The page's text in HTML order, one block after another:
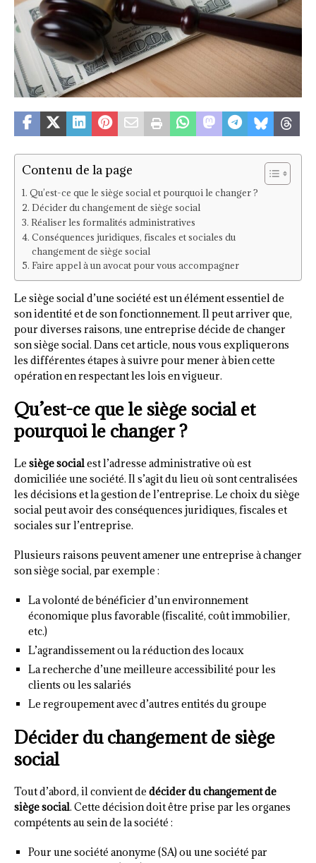
Contenu de la page
Qu’est-ce que le siège social et pourquoi le changer ?
Décider du changement de siège social
Réaliser les formalités administratives
Conséquences juridiques, fiscales et sociales du
changement de siège social
Faire appel à un avocat pour vous accompagner
Le siège social d’une société est un élément essentiel de
son identité et de son fonctionnement. Il peut arriver que,
pour diverses raisons, une entreprise décide de changer
son siège social. Dans cet article, nous vous expliquerons
les différentes étapes à suivre pour mener à bien cette
opération en respectant les lois en vigueur.
Qu’est-ce que le siège social et
pourquoi le changer ?
Le siège socialest l’adresse administrative où est
domiciliée une société. Il s’agit du lieu où sont centralisées
les décisions et la gestion de l’entreprise. Le choix du siège
social peut avoir des conséquences juridiques, fiscales et
sociales sur l’entreprise.
Plusieurs raisons peuvent amener une entreprise à changer
son siège social, par exemple :
La volonté de bénéficier d’un environnement
économique plus favorable (fiscalité, coût immobilier,
etc.)
L’agrandissement ou la réduction des locaux
La recherche d’une meilleure accessibilité pour les
clients ou les salariés
Le regroupement avec d’autres entités du groupe
Décider du changement de siège
social
Tout d’abord, il convient de décider du changement de
siège social. Cette décision doit être prise par les organes
compétents au sein de la société :
Pour une société anonyme (SA) ou une société par